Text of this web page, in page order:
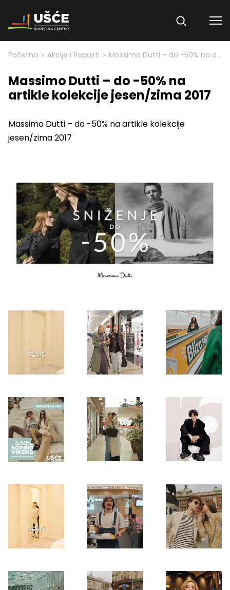
Skip to content
Početna > Akcije i Popusti > Massimo Dutti – do -50% na artikle kolekcije jesen/zima 2017
Massimo Dutti – do -50% na
artikle kolekcije jesen/zima 2017
Massimo Dutti – do -50% na artikle kolekcije
jesen/zima 2017